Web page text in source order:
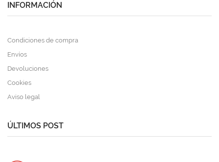
INFORMACIÓN
Condiciones de compra
Envíos
Devoluciones
Cookies
Aviso legal
ÚLTIMOS POST